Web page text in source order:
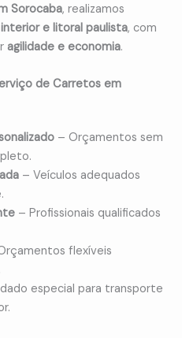
Sorocaba, realizamos
e litoral paulista, com
agilidade e economia.
de Carretos em
– Orçamentos sem
– Veículos adequados
– Profissionais qualificados
flexíveis
especial para transporte